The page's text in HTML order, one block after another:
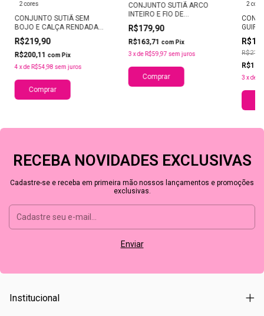
2 cores
CONJUNTO SUTIÃ SEM
BOJO E CALÇA RENDADA
PLUS LACE SKIN
R$219,90
R$200,11 com Pix
4 xde R$54,98 sem juros
Comprar
CONJUNTO SUTIÃ ARCO
INTEIRO E FIO DE
REGULAGEM PANTERA
R$179,90
R$163,71 com Pix
3 xde R$59,97 sem juros
Comprar
2
3 xde
RECEBA NOVIDADES EXCLUSIVAS
Cadastre-se e receba em primeira mão nossos lançamentos e promoções
exclusivas.
Institucional